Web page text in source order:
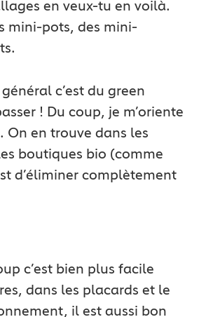
en veux-tu en voilà.
mini-pots, des mini-
c’est du green
! Du coup, je m’oriente
On en trouve dans les
boutiques bio (comme
d’éliminer complètement
c’est bien plus facile
dans les placards et le
il est aussi bon